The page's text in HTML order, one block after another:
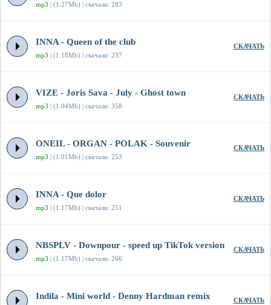
mp3 | (1.27Mb) | скачали: 283
INNA - Queen of the club
mp3 | (1.18Mb) | скачали: 237
СКАЧАТЬ
VIZE - Joris Sava - July - Ghost town
mp3 | (1.04Mb) | скачали: 358
СКАЧАТЬ
ONEIL - ORGAN - POLAK - Souvenir
mp3 | (1.01Mb) | скачали: 253
СКАЧАТЬ
INNA - Que dolor
mp3 | (1.17Mb) | скачали: 251
СКАЧАТЬ
NBSPLV - Downpour - speed up TikTok version
mp3 | (1.17Mb) | скачали: 266
СКАЧАТЬ
Indila - Mini world - Denny Hardman remix СКАЧАТЬ